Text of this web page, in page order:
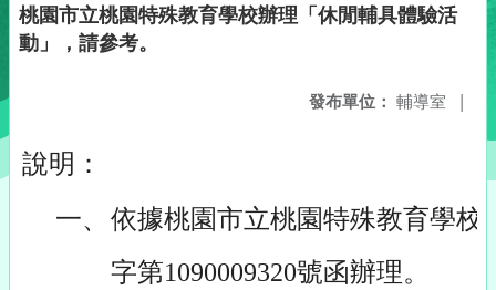
桃園市立桃園特殊教育學校辦理「休閒輔具體驗活
動」，請參考。
發布單位： 輔導室 |
說明：
一、 依據桃園市立桃園特殊教育學校
字第1090009320號函辦理。